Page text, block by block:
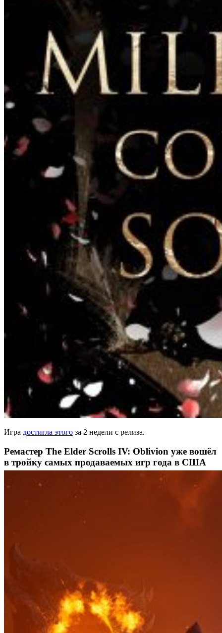
Игра достигла этого за 2 недели с релиза.
Ремастер The Elder Scrolls IV: Oblivion уже вошёл
в тройку самых продаваемых игр года в США